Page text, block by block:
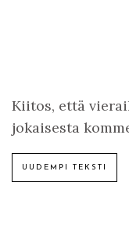
Kiitos, että
jokaisesta
UUDEMPI TEKSTI